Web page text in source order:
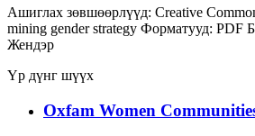
Ашиглах зөвшөөрлүүд: Creative
mining gender strategy Форматууд: PDF
Жендэр
Үр дүнг шүүх
Oxfam Women